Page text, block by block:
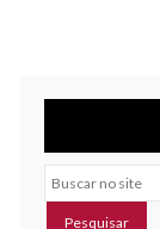
Buscar no site